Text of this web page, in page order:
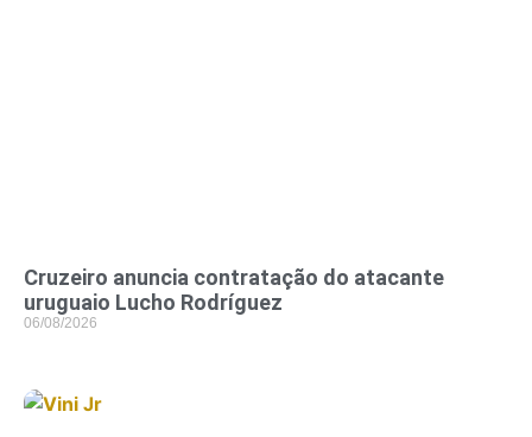
Cruzeiro anuncia contratação do atacante
uruguaio Lucho Rodríguez
06/08/2026